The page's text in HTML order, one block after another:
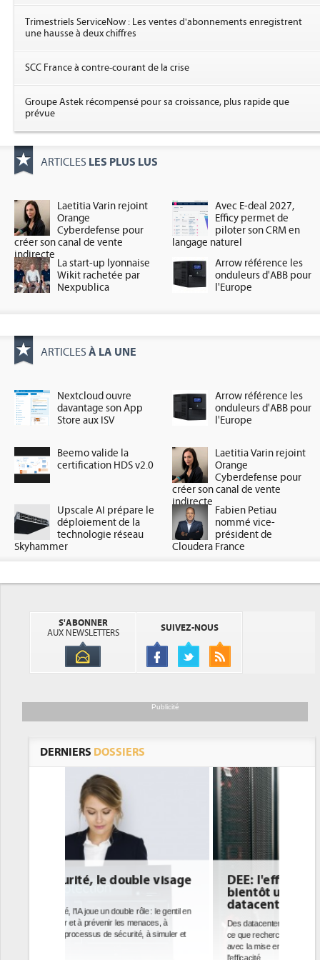
Trimestriels ServiceNow : Les ventes d'abonnements enregistrent
une hausse à deux chiffres
SCC France à contre-courant de la crise
Groupe Astek récompensé pour sa croissance, plus rapide que
prévue
ARTICLES LES PLUS LUS
Laetitia Varin rejoint
Orange
Cyberdefense pour
créer son canal de vente
indirecte
Avec E-deal 2027,
Efficy permet de
piloter son CRM en
langage naturel
La start-up lyonnaise
Wikit rachetée par
Nexpublica
Arrow référence les
onduleurs d'ABB pour
l'Europe
ARTICLES À LA UNE
Nextcloud ouvre
davantage son App
Store aux ISV
Arrow référence les
onduleurs d'ABB pour
l'Europe
Beemo valide la
certification HDS v2.0
Laetitia Varin rejoint
Orange
Cyberdefense pour
créer son canal de vente
indirecte
Upscale AI prépare le
déploiement de la
technologie réseau
Skyhammer
Fabien Petiau
nommé vice-
président de
Cloudera France
S'ABONNER
AUX NEWSLETTERS
SUIVEZ-NOUS
Publicité
DERNIERS DOSSIERS
DEE: l'efficacité énergétique
bientôt une obligation pour les
datacenters
Des datacenters plus durables et plus efficaces, c'est
ce que recherchent les pouvoirs publics européens
avec la mise en oeuvre de la nouvelle Directive sur